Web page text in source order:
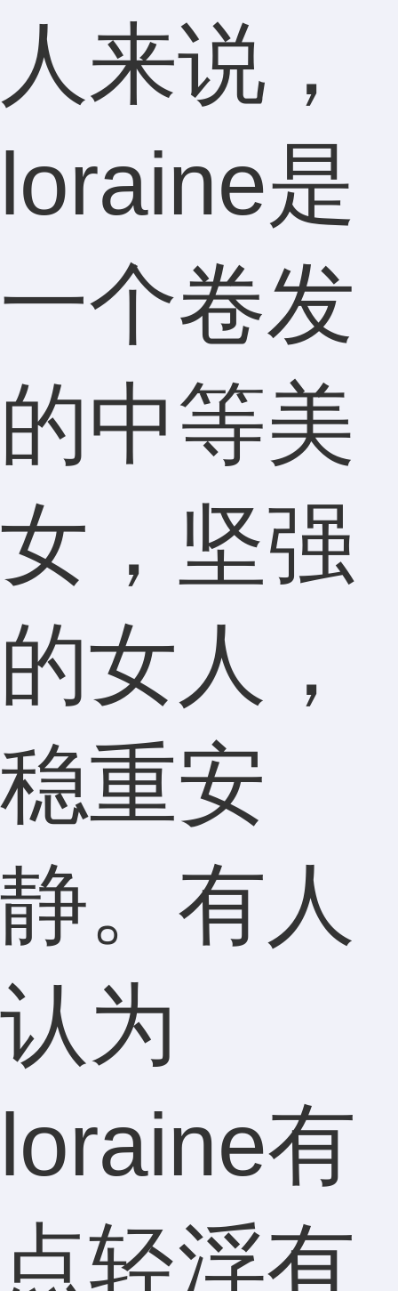
人来说，
loraine是
一个卷发
的中等美
女，坚强
的女人，
稳重安
静。有人
认为
loraine有
点轻浮有